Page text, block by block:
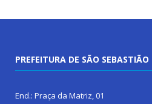
PREFEITURA DE SÃO
End.: Praça da Matriz, 01